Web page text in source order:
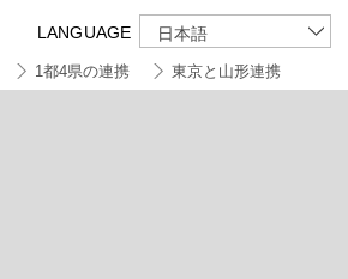
LANGUAGE 日本語
1都4県の連携 東京と山形連携